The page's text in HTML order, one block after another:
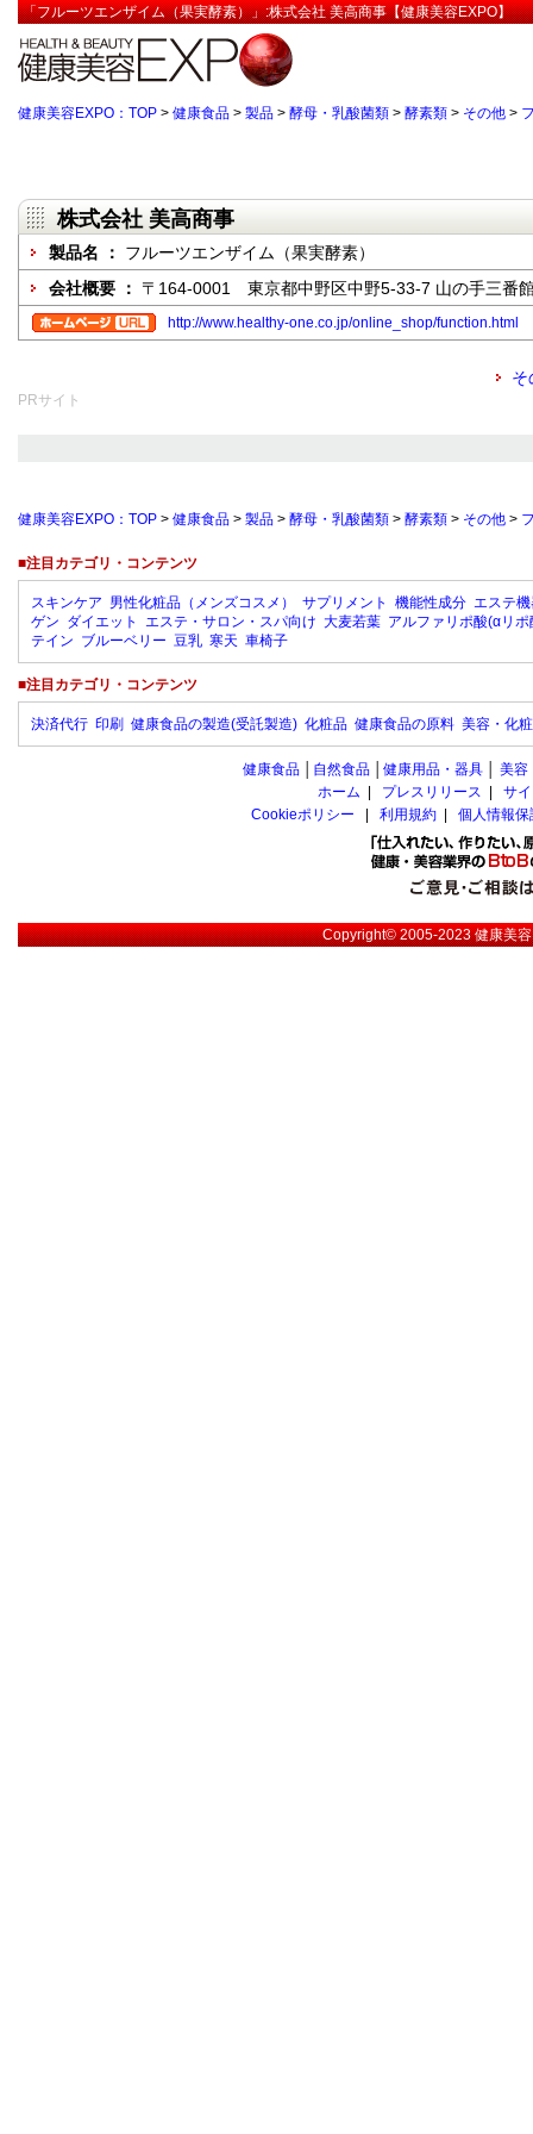
「フルーツエンザイム（果実酵素）」:株式会社 美高商事【健康美容EXPO】
健康美容EXPO：TOP > 健康食品 > 製品 > 酵母・乳酸菌類 > 酵素類 > その他 >
株式会社 美高商事
製品名 ： フルーツエンザイム（果実酵素）
会社概要 ： 〒164-0001 東京都中野区中野5-33-7 山の手三番
http://www.healthy-one.co.jp/online_shop/function.html
そ
PRサイト
健康美容EXPO：TOP > 健康食品 > 製品 > 酵母・乳酸菌類 > 酵素類 > その他 >
■注目カテゴリ・コンテンツ
スキンケア 男性化粧品（メンズコスメ） サプリメント 機能性成分 エステ
ゲン ダイエット エステ・サロン・スパ向け 大麦若葉 アルファリポ酸(αリポ
テイン ブルーベリー 豆乳 寒天 車椅子
■注目カテゴリ・コンテンツ
決済代行 印刷 健康食品の製造(受託製造) 化粧品 健康食品の原料 美容・化
健康食品 自然食品 健康用品・器具 美容
ホーム
プレスリリース
サ
Cookieポリシー
利用規約 個人情報
Copyright© 2005-2023健康美